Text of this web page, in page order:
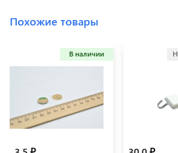
Похожие товары
В наличии